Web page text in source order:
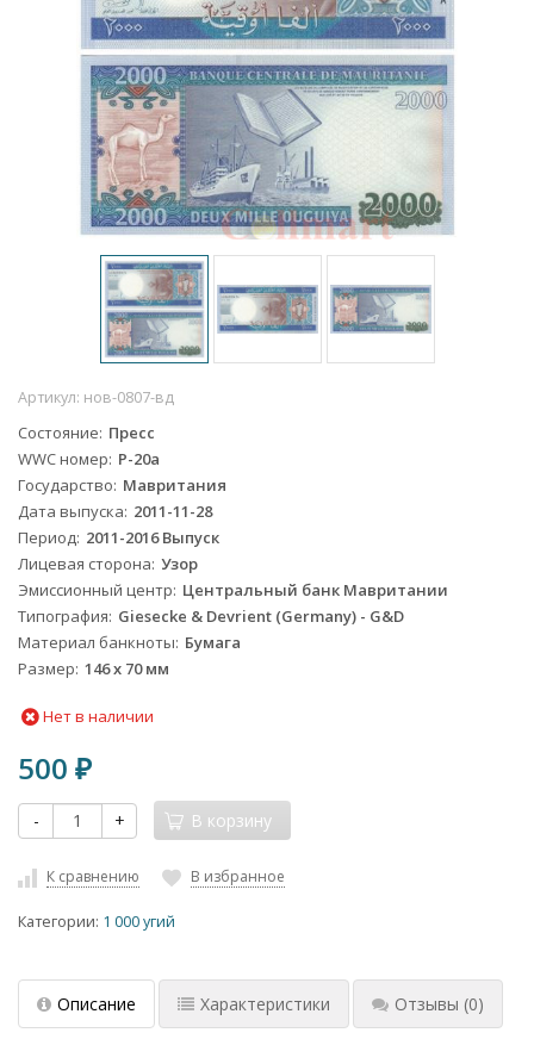
Артикул: нов-0807-вд
Состояние Пресс
WWC номер P-20a
Государство Мавритания
Дата выпуска 2011-11-28
Период 2011-2016 Выпуск
Лицевая сторона Узор
Эмиссионный центр Центральный банк Мавритании
Типография Giesecke & Devrient (Germany) - G&D
Материал банкноты Бумага
Размер 146 x 70 мм
Нет в наличии
500 ₽
- + В корзину
К сравнению В избранное
Категории: 1 000 угий
Описание Характеристики Отзывы (0)